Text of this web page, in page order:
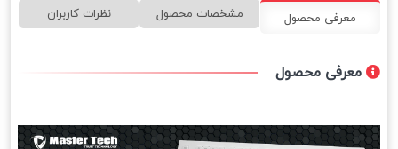
معرفی محصول مشخصات محصول نظرات کاربران
معرفی محصول